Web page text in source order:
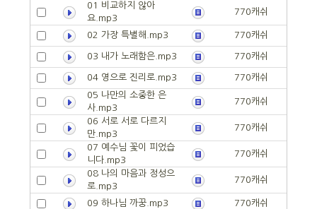
01 비교하지 않아
요.mp3
770캐쉬
02 가장 특별해.mp3 770캐쉬
03 내가 노래함은.mp3 770캐쉬
04 영으로 진리로.mp3
770캐쉬
05 나만의 소중한 은
사.mp3
770캐쉬
06 서로 서로 다르지
만.mp3
770캐쉬
07 예수님 꽃이 피었습
니다.mp3
770캐쉬
08 나의 마음과 정성으
로.mp3
770캐쉬
09 하나님 까꿍.mp3 770캐쉬